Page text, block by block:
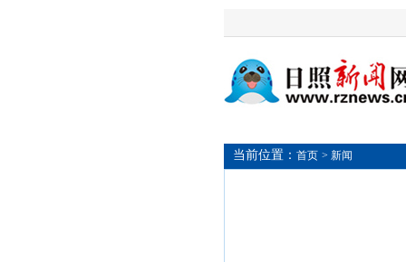
当前位置： 首页 > 新闻